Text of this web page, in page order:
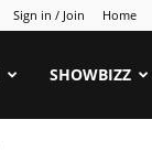
Sign in / Join Home
SHOWBIZZ